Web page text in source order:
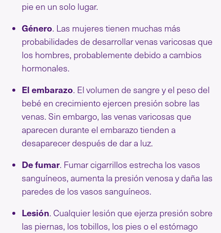
pie en un solo lugar.
Género. Las mujeres tienen muchas más
probabilidades de desarrollar venas varicosas que
los hombres, probablemente debido a cambios
hormonales.
El embarazo. El volumen de sangre y el peso del
bebé en crecimiento ejercen presión sobre las
venas. Sin embargo, las venas varicosas que
aparecen durante el embarazo tienden a
desaparecer después de dar a luz.
De fumar. Fumar cigarrillos estrecha los vasos
sanguíneos, aumenta la presión venosa y daña las
paredes de los vasos sanguíneos.
Lesión. Cualquier lesión que ejerza presión sobre
las piernas, los tobillos, los pies o el estómago